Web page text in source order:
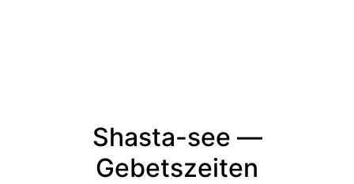
Shasta-see —
Gebetszeiten